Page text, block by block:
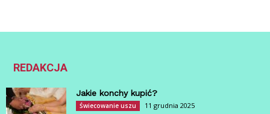
REDAKCJA
Jakie konchy kupić?
Świecowanie uszu 11 grudnia 2025